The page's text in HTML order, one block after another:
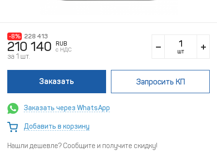
-8% 228 413
210 140
RUB
c НДС
за 1 шт.
шт
Заказать Запросить КП
Заказать через WhatsApp
Добавить в корзину
Нашли дешевле? Сообщите и получите скидку!